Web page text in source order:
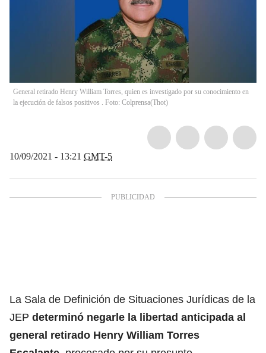
General retirado Henry William Torres, quien es investigado por su conocimiento en
la ejecución de falsos positivos . Foto: Colprensa(Thot)
10/09/2021 - 13:21 GMT-5
La Sala de Definición de Situaciones Jurídicas de la
JEP determinó negarle la libertad anticipada al
general retirado Henry William Torres